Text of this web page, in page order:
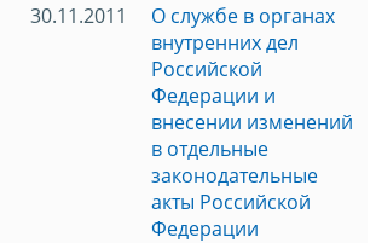
30.11.2011
О службе в органах
внутренних дел
Российской
Федерации и
внесении изменений
в отдельные
законодательные
акты Российской
Федерации